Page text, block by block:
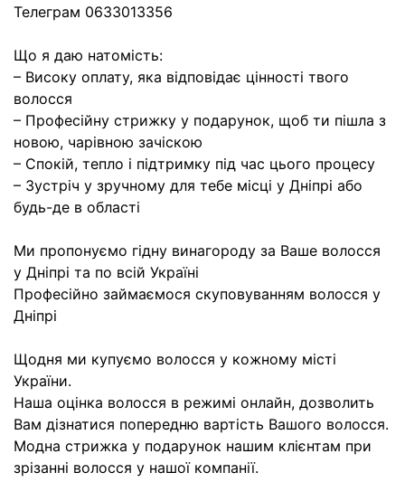
Телеграм 0633013356
Що я даю натомість:
– Високу оплату, яка відповідає цінності твого
волосся
– Професійну стрижку у подарунок, щоб ти пішла з
новою, чарівною зачіскою
– Спокій, тепло і підтримку під час цього процесу
– Зустріч у зручному для тебе місці у Дніпрі або
будь-де в області
Ми пропонуємо гідну винагороду за Ваше волосся
у Дніпрі та по всій Україні
Професійно займаємося скуповуванням волосся у
Дніпрі
Щодня ми купуємо волосся у кожному місті
України.
Наша оцінка волосся в режимі онлайн, дозволить
Вам дізнатися попередню вартість Вашого волосся.
Модна стрижка у подарунок нашим клієнтам при
зрізанні волосся у нашої компанії.